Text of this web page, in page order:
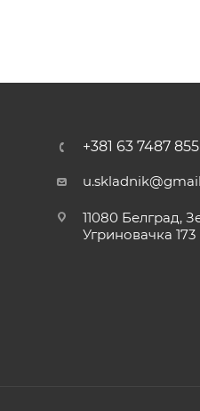
+381 63 7487 855
11080 Белград,
Угриновачка 173